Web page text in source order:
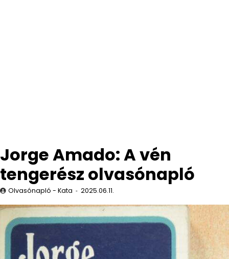
Jorge Amado: A vén
tengerész olvasónapló
Olvasónapló - Kata 2025.06.11.